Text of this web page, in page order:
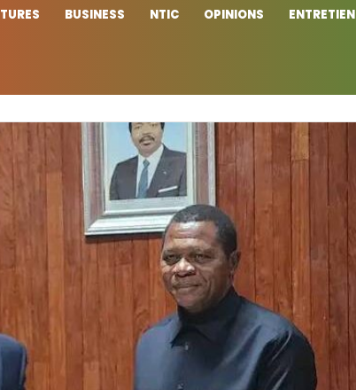
BUSINESS NTIC OPINIONS ENTRETIEN